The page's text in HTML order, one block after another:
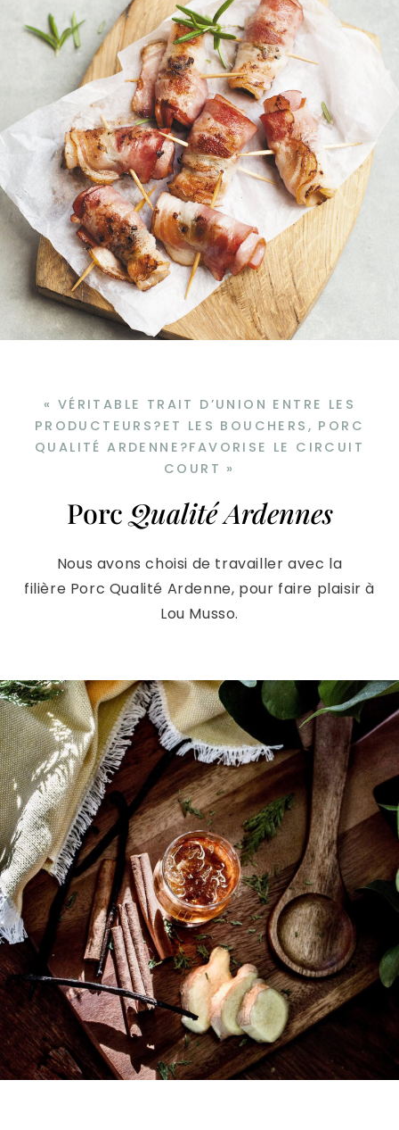
« VÉRITABLE TRAIT D’UNION ENTRE LES
PRODUCTEURS?ET LES BOUCHERS, PORC
QUALITÉ ARDENNE?FAVORISE LE CIRCUIT
COURT »
PorcQualité Ardennes
Nous avons choisi de travailler avec la
filière Porc Qualité Ardenne, pour faire plaisir à
Lou Musso.